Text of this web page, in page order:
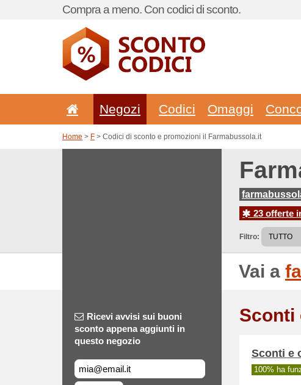
Compra a meno. Con codici di sconto.
Negozi Codici Omaggi
Home > F > Codici di sconto e promozioni il Farmabussola.it
23 offerte
Filtro:
Vai a
Ricevi avvisi sui buoni
sconto appena aggiunti in
questo negozio
Sconti
Sconti e
100% ha